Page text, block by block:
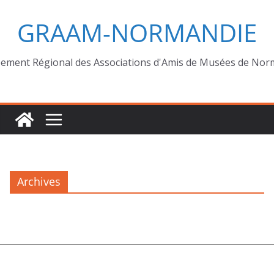
GRAAM-NORMANDIE
Régional des Associations d'Amis de Musées de
Archives